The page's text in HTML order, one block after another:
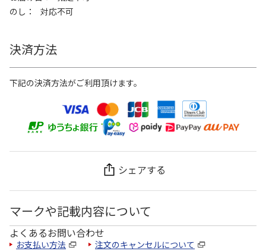
のし
対応不可
決済方法
下記の決済方法がご利用頂けます。
シェアする
マークや記載内容について
よくあるお問い合わせ
お支払い方法 注文のキャンセルについて